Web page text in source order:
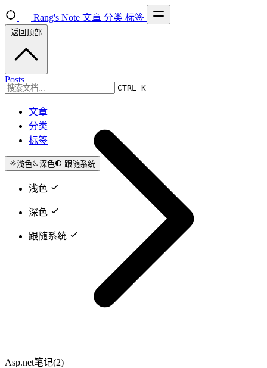
Rang's Note 文章 分类 标签
CTRL K
文章
分类
标签
浅色 深色 跟随系统
浅色
深色
跟随系统
返回顶部
Posts
Asp.net笔记(2)